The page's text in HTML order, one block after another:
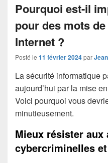
Pourquoi est-il
pour des mots
Internet ?
Posté le 11 février 2024par
La sécurité informatique
aujourd’hui par la mise
Voici pourquoi vous
minutieusement.
Mieux résister aux
cybercriminelles